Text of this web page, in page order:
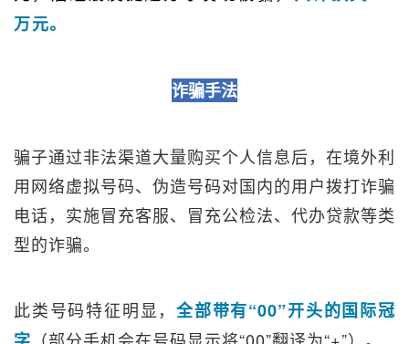
万元。
诈骗手法
骗子通过非法渠道大量购买个人信息后，在境外利
用网络虚拟号码、伪造号码对国内的用户拨打诈骗
电话，实施冒充客服、冒充公检法、代办贷款等类
型的诈骗。
此类号码特征明显，全部带有“00”开头的国际冠
（部分手机会在号码显示将“00”翻译为“+”）。